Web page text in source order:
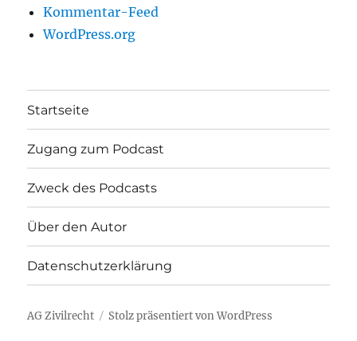
Kommentar-Feed
WordPress.org
Startseite
Zugang zum Podcast
Zweck des Podcasts
Über den Autor
Datenschutzerklärung
AG Zivilrecht Stolz präsentiert von WordPress